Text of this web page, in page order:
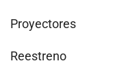
Proyectores
Reestreno